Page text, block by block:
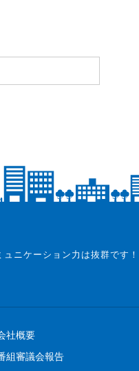
ニケーション力は抜群です！
社概要
組審議会報告